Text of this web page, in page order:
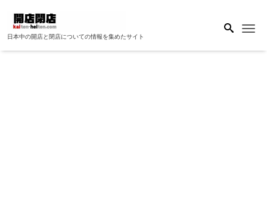
日本中の開店と閉店についての情報を集めたサイト